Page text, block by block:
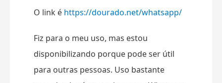
O link é https://dourado.net/whatsapp/
Fiz para o meu uso, mas estou
disponibilizando porque pode ser útil
para outras pessoas. Uso bastante